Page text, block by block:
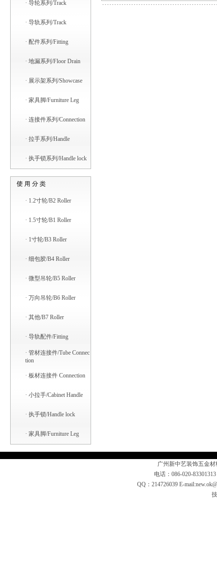
· 导轮系列/Track
· 导轨系列/Track
· 配件系列/Fitting
· 地漏系列/Floor Drain
· 展示架系列/Showcase
· 家具脚/Furniture Leg
· 连接件系列/Connection
· 拉手系列/Handle
· 执手锁系列/Handle lock
· 1.2寸轮/B2 Roller
· 1.5寸轮/B1 Roller
· 1寸轮/B3 Roller
· 细包胶/B4 Roller
· 微型吊轮/B5 Roller
· 万向吊轮/B6 Roller
· 其他/B7 Roller
· 导轨配件/Fitting
· 管材连接件/Tube Connec
tion
· 板材连接件 Connection
· 小拉手/Cabinet Handle
· 执手锁/Handle lock
· 家具脚/Furniture Leg
广州新中艺装饰五金
电话：086-020-
QQ：214726039 E-